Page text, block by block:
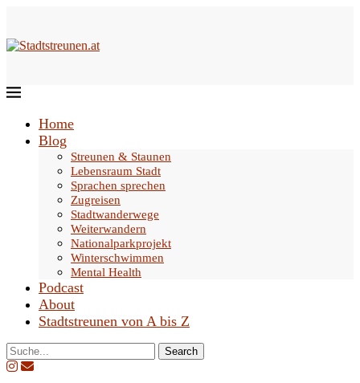
Home
Blog
Streunen & Staunen
Lebensraum Stadt
Sprachen sprechen
Zugreisen
Stadtwanderwege
Weiterwandern
Nationalparkprojekt
Winterschwimmen
Mental Health
Podcast
About
Stadtstreunen von A bis Z
Search